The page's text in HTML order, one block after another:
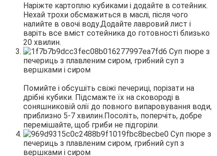
Наріжте картоплю кубиками і додайте в сотейник.
Нехай трохи обсмажиться в маслі, після чого
налийте в овочі воду.Додайте лавровий лист і
варіть все вміст сотейника до готовності близько
20 хвилин.
Помийте і обсушіть свіжі печериці, порізати на
дрібні кубики. Підсмажте їх на сковороді в
соняшниковій олії до повного випаровування води,
приблизно 5-7 хвилин.Посоліть, поперчіть, добре
перемішайте, щоб гриби не підгоріли.